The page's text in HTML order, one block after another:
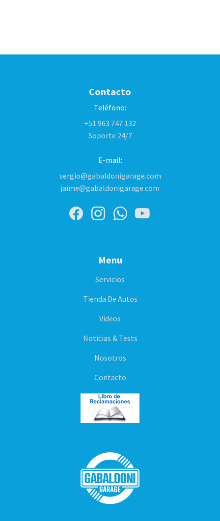
Contacto
Teléfono:
+51 963 747 132
Soporte 24/7
E-mail:
sergio@gabaldonigarage.com
jaime@gabaldonigarage.com
Menu
Servicios
Tienda De Autos
Videos
Noticias & Tests
Nosotros
Contacto